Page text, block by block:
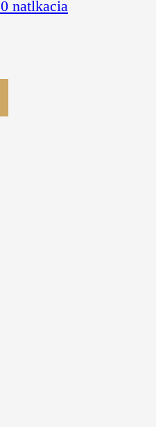
natĺkacia